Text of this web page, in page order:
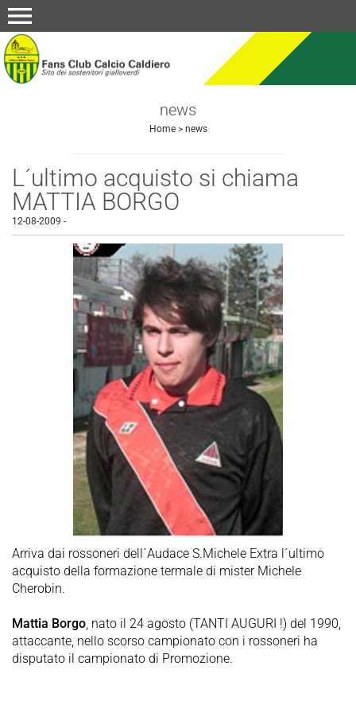
menu
news
Home> news
L´ultimo acquisto si chiama
MATTIA BORGO
12-08-2009 -
Arriva dai rossoneri dell´Audace S.Michele Extra l´ultimo
acquisto della formazione termale di mister Michele
Cherobin.
Mattia Borgo, nato il 24 agosto (TANTI AUGURI !) del 1990,
attaccante, nello scorso campionato con i rossoneri ha
disputato il campionato di Promozione.